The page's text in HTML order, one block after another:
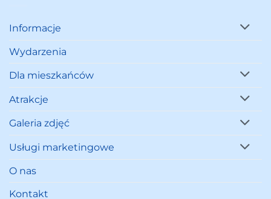
Informacje
Wydarzenia
Dla mieszkańców
Atrakcje
Galeria zdjęć
Usługi marketingowe
O nas
Kontakt